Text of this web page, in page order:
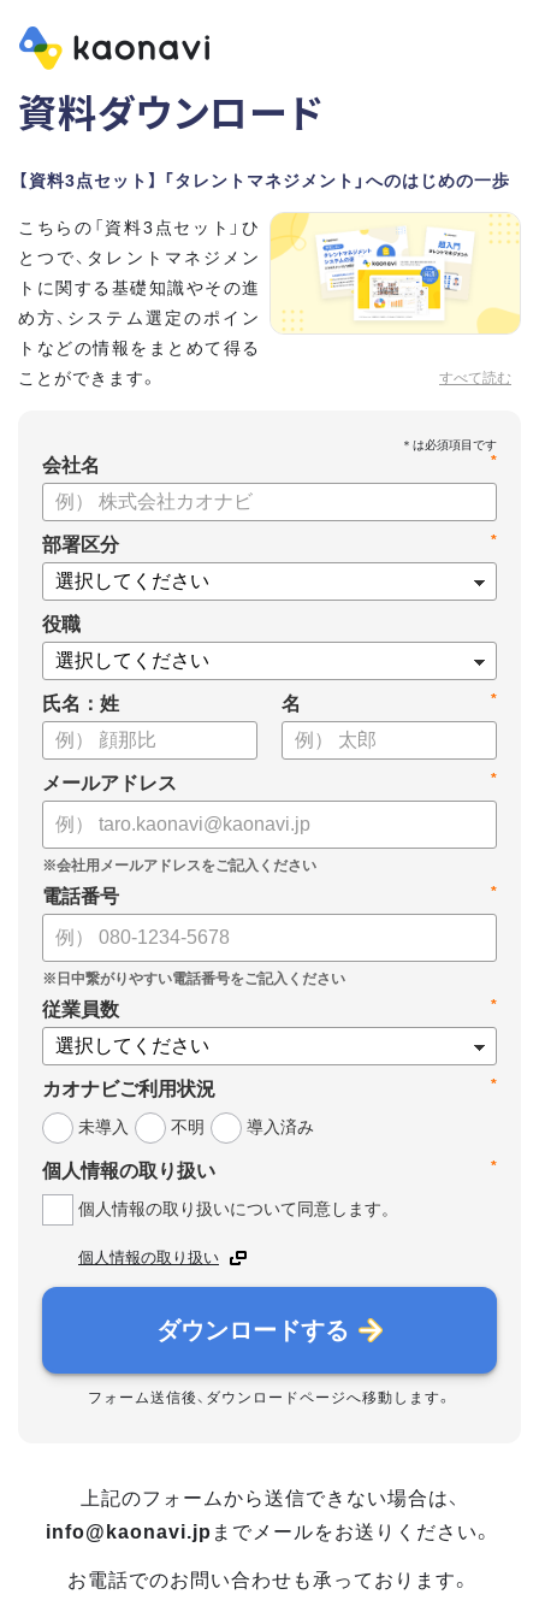
資料ダウンロード
【資料3点セット】 「タレントマネジメント」へのはじめの一歩
すべて読む
こちらの「資料3点セット」ひ
とつで、タレントマネジメン
トに関する基礎知識やその進
め方、システム選定のポイン
トなどの情報をまとめて得る
ことができます。
【資料セット内容】
・超入門タレントマネジメント
・タレントマネジメントシステムの選び方
・タレントマネジメントシステム「カオナビ」の説明資料
*
会社名
*
部署区分
役職
氏名：姓 *
名
*
メールアドレス
*
電話番号
*
従業員数
*
カオナビご利用状況
未導入
不明 導入済み
*
個人情報の取り扱い
個人情報の取り扱いについて同意します。
個人情報の取り扱い
ダウンロードする
フォーム送信後、ダウンロードページへ移動します。
上記のフォームから送信できない場合は、
info@kaonavi.jp までメールをお送りください。
お電話でのお問い合わせも承っております。